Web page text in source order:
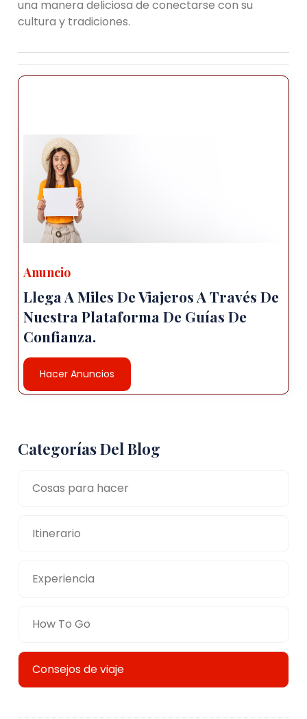
una manera deliciosa de conectarse con su
cultura y tradiciones.
Anuncio
Llega A Miles De Viajeros A Través De
Nuestra Plataforma De Guías De
Confianza.
Hacer Anuncios
Categorías Del Blog
Cosas para hacer
Itinerario
Experiencia
How To Go
Consejos de viaje